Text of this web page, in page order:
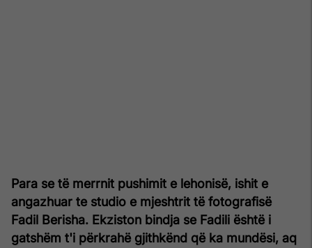
Para se të merrnit pushimit e lehonisë, ishit e
angazhuar te studio e mjeshtrit të fotografisë
Fadil Berisha. Ekziston bindja se Fadili është i
gatshëm t'i përkrahë gjithkënd që ka mundësi, aq